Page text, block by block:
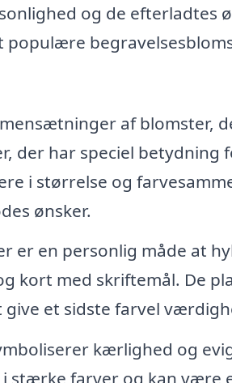
og de efterladtes
af blomster,
der har speciel betydning
i størrelse og
ønsker.
er en personlig måde at
kort med skriftemål. De
et sidste farvel
kærlighed og
stærke farver og kan være